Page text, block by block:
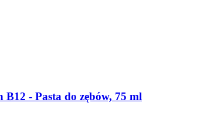
-​ Pasta do zębów, 75 ml